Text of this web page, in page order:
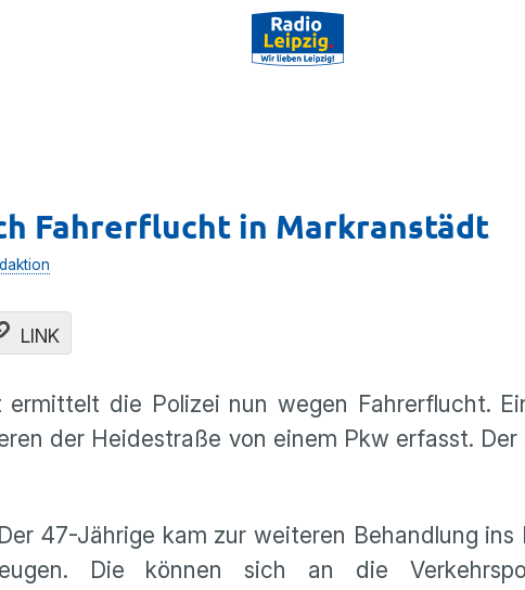
Fahrerflucht in Markranstädt
LINK
die Polizei nun wegen Fahrerflucht.
der Heidestraße von einem Pkw erfasst.
47-Jährige kam zur weiteren Behandlung ins
Die können sich an die